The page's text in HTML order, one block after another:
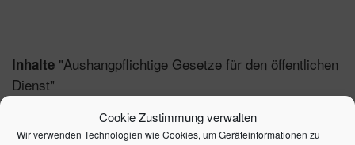
Cookie Zustimmung verwalten
Wir verwenden Technologien wie Cookies, um Geräteinformationen zu
Inhalte "Aushangpflichtige Gesetze für den öffentlichen
Dienst"
Reform des Bundeselterngeld- und
Elternzeitgesetzes